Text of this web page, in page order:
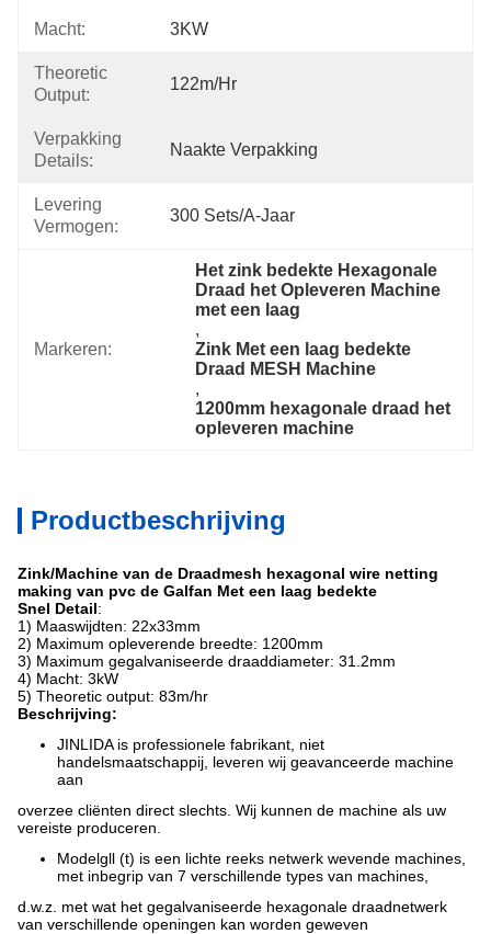
Macht: 3KW
Theoretic
Output:
122m/hr
Verpakking
Details:
Naakte Verpakking
Levering
Vermogen:
300 Sets/a-Jaar
Markeren:
Het zink bedekte Hexagonale
Draad het Opleveren Machine
met een laag
,
Zink Met een laag bedekte
Draad MESH Machine
,
1200mm hexagonale draad het
opleveren machine
Productbeschrijving
Zink/Machine van de Draadmesh hexagonal wire netting
making van pvc de Galfan Met een laag bedekte
Snel Detail:
1) Maaswijdten: 22x33mm
2) Maximum opleverende breedte: 1200mm
3) Maximum gegalvaniseerde draaddiameter: 31.2mm
4) Macht: 3kW
5) Theoretic output: 83m/hr
Beschrijving:
JINLIDA is professionele fabrikant, niet
handelsmaatschappij, leveren wij geavanceerde machine
aan
overzee cliënten direct slechts. Wij kunnen de machine als uw
vereiste produceren.
Modelgll (t) is een lichte reeks netwerk wevende machines,
met inbegrip van 7 verschillende types van machines,
d.w.z. met wat het gegalvaniseerde hexagonale draadnetwerk
van verschillende openingen kan worden geweven